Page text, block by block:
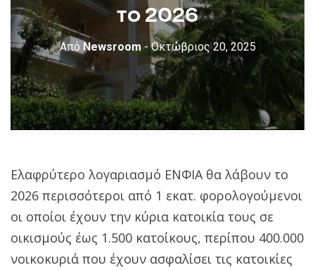
το 2026
Από Newsroom - Οκτώβριος 20, 2025
Ελαφρύτερο λογαριασμό ΕΝΦΙΑ θα λάβουν το
2026 περισσότεροι από 1 εκατ. φορολογούμενοι
οι οποίοι έχουν την κύρια κατοικία τους σε
οικισμούς έως 1.500 κατοίκους, περίπου 400.000
νοικοκυριά που έχουν ασφαλίσει τις κατοικίες